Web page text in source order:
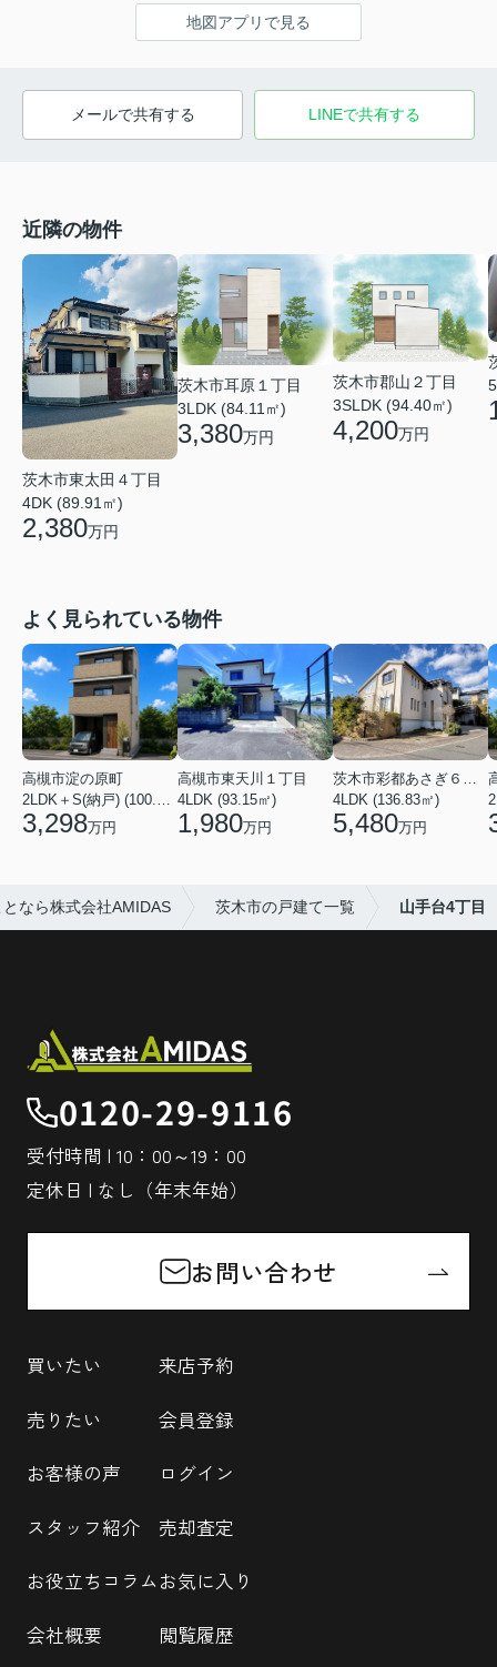
地図アプリで見る
メールで共有する LINEで共有する
近隣の物件
茨木市東太田４丁目
4DK (89.91㎡)
2,380万円
茨木市耳原１丁目
3LDK (84.11㎡)
3,380万円
茨木市郡山２丁目
3SLDK (94.40㎡)
4,200万円
よく見られている物件
高槻市淀の原町
2LDK＋S(納戸) (100.03㎡)
3,298万円
高槻市東天川１丁目
4LDK (93.15㎡)
1,980万円
茨木市彩都あさぎ６丁目
4LDK (136.83㎡)
5,480万円
なら株式会社AMIDAS 茨木市の戸建て一覧 山手台4丁目
0120-29-9116
受付時間 | 10：00～19：00
定休日 | なし（年末年始）
お問い合わせ
買いたい
売りたい
お客様の声
スタッフ紹介
お役立ちコラム
会社概要
来店予約
会員登録
ログイン
売却査定
お気に入り
閲覧履歴